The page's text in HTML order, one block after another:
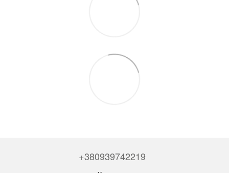
+380939742219